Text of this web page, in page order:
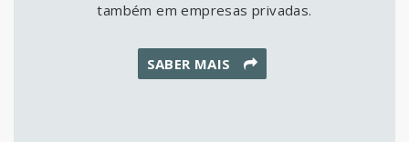
também em empresas privadas.
SABER MAIS